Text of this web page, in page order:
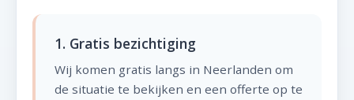
1. Gratis bezichtiging
Wij komen gratis langs in Neerlanden om
de situatie te bekijken en een offerte op te